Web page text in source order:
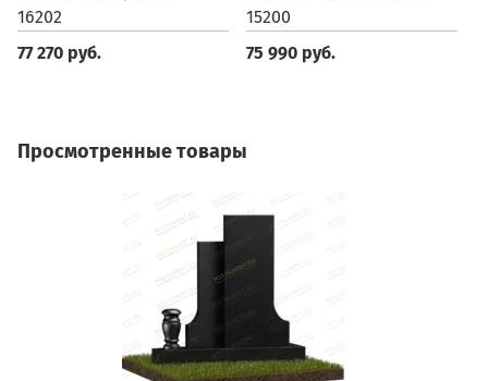
16202
77 270 руб.
15200
75 990 руб.
Просмотренные товары